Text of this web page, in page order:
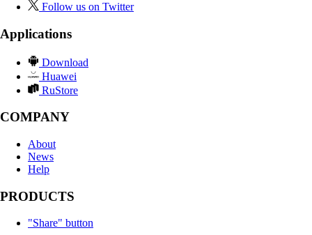
Follow us on Twitter
Applications
Download
Huawei
RuStore
COMPANY
About
News
Help
PRODUCTS
"Share" button